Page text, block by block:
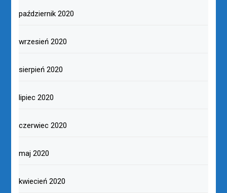
październik 2020
wrzesień 2020
sierpień 2020
lipiec 2020
czerwiec 2020
maj 2020
kwiecień 2020